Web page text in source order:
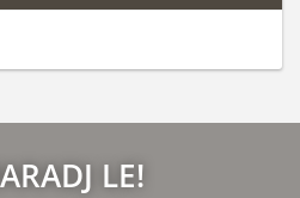
LE!